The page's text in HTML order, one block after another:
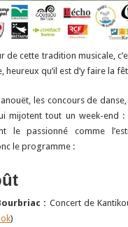
de cette tradition musicale,
heureux qu’il est d’y faire la
les concours de
mijotent tout un week-end :
le passionné comme
le programme :
: Concert de
)